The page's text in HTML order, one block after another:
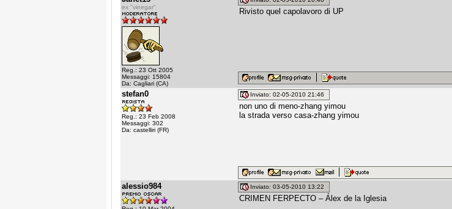
ex "vinegar"
Reg.: 23 Ott 2005
Messaggi: 15804
Da: Cagliari (CA)
Rivisto quel capolavoro di UP
stefan0
Reg.: 23 Feb 2008
Messaggi: 302
Da: castelliri (FR)
Inviato: 02-05-2010 21:46
non uno di meno-zhang yimou
la strada verso casa-zhang yimou
alessio984 Inviato: 03-05-2010 13:22
CRIMEN FERPECTO – Álex de la Iglesia